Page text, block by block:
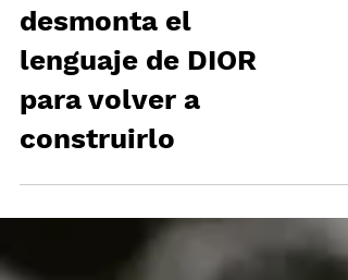
ANDERSON
desmonta el
lenguaje de DIOR
para volver a